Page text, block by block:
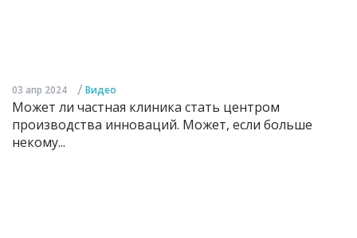
03 апр 2024 / Видео
Может ли частная клиника стать центром
производства инноваций. Может, если больше
некому...